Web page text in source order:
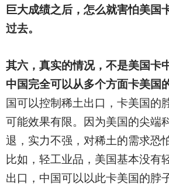
巨大成绩之后，怎么就害怕美国
过去。
其六，真实的情况，不是美国卡
中国完全可以从多个方面卡美国
国可以控制稀土出口，卡美国的
可能效果有限。因为美国的尖端
退，实力不强，对稀土的需求恐
比如，轻工业品，美国基本没有
出口，中国可以以此卡美国的脖